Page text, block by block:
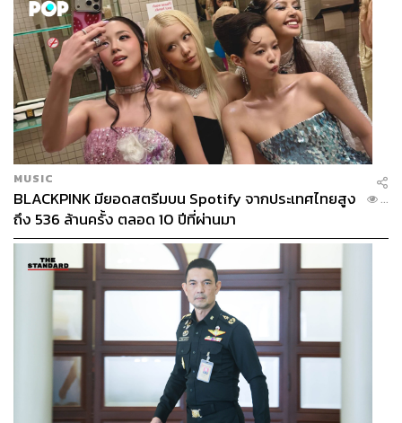
MUSIC
BLACKPINK มียอดสตรีมบน Spotify จากประเทศไทยสูง
ถึง 536 ล้านครั้ง ตลอด 10 ปีที่ผ่านมา
...